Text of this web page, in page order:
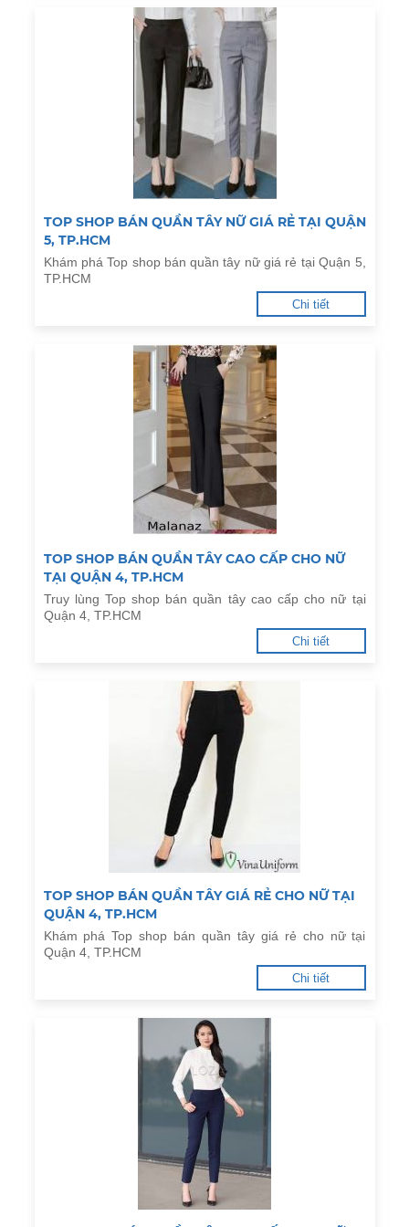
TOP SHOP BÁN QUẦN TÂY NỮ GIÁ RẺ TẠI QUẬN
5, TP.HCM
Khám phá Top shop bán quần tây nữ giá rẻ tại Quận 5,
TP.HCM
Chi tiết
TOP SHOP BÁN QUẦN TÂY CAO CẤP CHO NỮ
TẠI QUẬN 4, TP.HCM
Truy lùng Top shop bán quần tây cao cấp cho nữ tại
Quận 4, TP.HCM
Chi tiết
TOP SHOP BÁN QUẦN TÂY GIÁ RẺ CHO NỮ TẠI
QUẬN 4, TP.HCM
Khám phá Top shop bán quần tây giá rẻ cho nữ tại
Quận 4, TP.HCM
Chi tiết